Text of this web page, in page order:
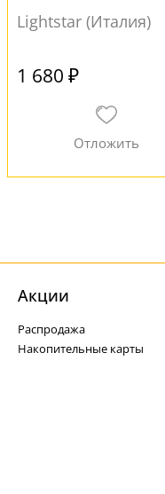
Lightstar (Италия)
1 680 ₽
Акции
Распродажа
Накопительные карты